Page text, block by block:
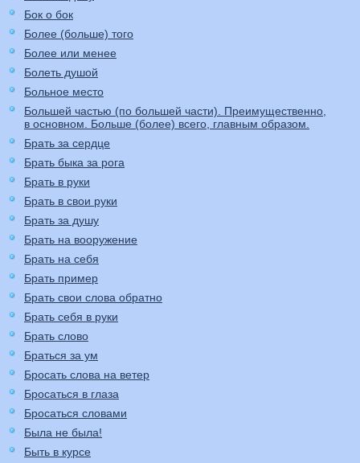
Бок о бок
Более (больше) того
Более или менее
Болеть душой
Больное место
Большей частью (по большей части). Преимущественно,
в основном. Больше (более) всего, главным образом.
Брать за сердце
Брать быка за рога
Брать в руки
Брать в свои руки
Брать за душу
Брать на вооружение
Брать на себя
Брать пример
Брать свои слова обратно
Брать себя в руки
Брать слово
Браться за ум
Бросать слова на ветер
Бросаться в глаза
Бросаться словами
Была не была!
Быть в курсе